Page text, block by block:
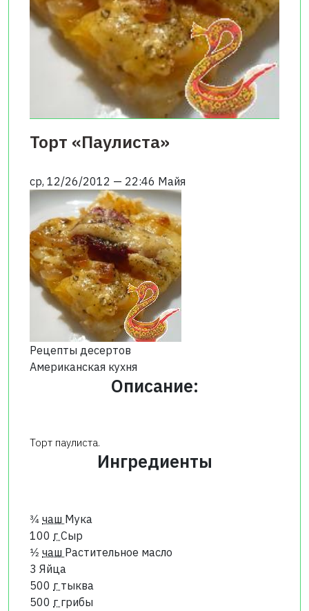
Торт «Паулиста»
ср, 12/26/2012 — 22:46 Майя
Рецепты десертов
Американская кухня
Описание:
Торт паулиста.
Ингредиенты
3⁄4 чаш Мука
100 г Сыр
1⁄2 чаш Растительное масло
3 Яйца
500 г тыква
500 г грибы